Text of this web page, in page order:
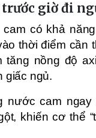
trước giờ đi
có khả
thời điểm cần
tăng nồng độ
giấc ngủ.
nước cam
khiến cơ thể